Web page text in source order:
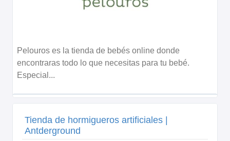
Pelouros es la tienda de bebés online donde
encontraras todo lo que necesitas para tu bebé.
Especial...
Tienda de hormigueros artificiales |
Antderground